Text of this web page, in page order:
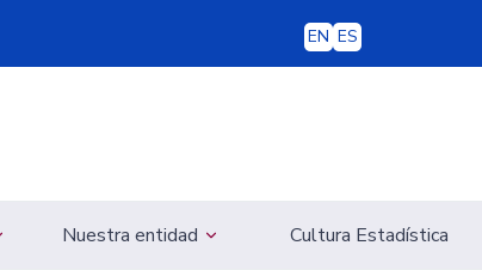
EN ES
Nuestra entidad Cultura Estadística